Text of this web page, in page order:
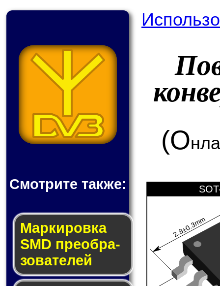
Смотрите также:
Мар­ки­ров­ка
SMD пре­об­ра­
зо­ва­те­лей
(О
2.8±0.3mm